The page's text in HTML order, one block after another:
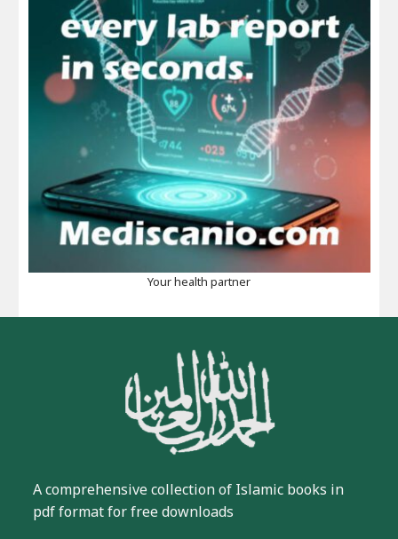
Your health partner
A comprehensive collection of Islamic books in
pdf format for free downloads